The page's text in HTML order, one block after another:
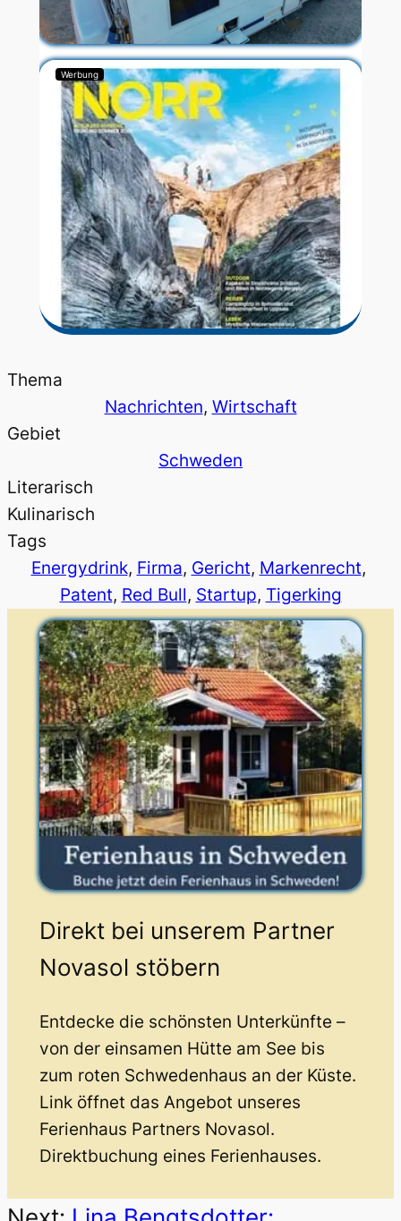
Werbung
Thema
Nachrichten, Wirtschaft
Gebiet
Schweden
Literarisch
Kulinarisch
Tags
Energydrink, Firma, Gericht, Markenrecht
Patent, Red Bull, Startup, Tigerking
Direkt bei unserem Partner
Novasol stöbern
Entdecke die schönsten Unterkünfte –
von der einsamen Hütte am See bis
zum roten Schwedenhaus an der Küste.
Link öffnet das Angebot unseres
Ferienhaus Partners Novasol.
Direktbuchung eines Ferienhauses.